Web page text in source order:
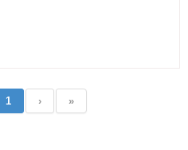
1 › »